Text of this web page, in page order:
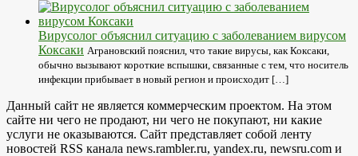
Вирусолог объяснил ситуацию с заболеванием вирусом
Коксаки Аграновский пояснил, что такие вирусы, как Коксаки,
обычно вызывают короткие вспышки, связанные с тем, что носитель
инфекции прибывает в новый регион и происходит […]
Данный сайт не является коммерческим проектом. На этом
сайте ни чего не продают, ни чего не покупают, ни какие
услуги не оказываются. Сайт представляет собой ленту
новостей RSS канала news.rambler.ru, yandex.ru, newsru.com и